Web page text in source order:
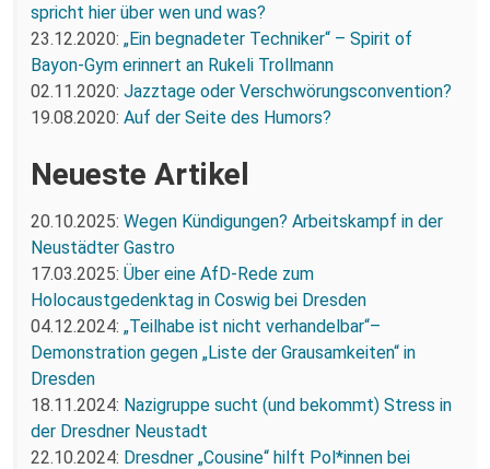
spricht hier über wen und was?
23.12.2020: „Ein begnadeter Techniker“ – Spirit of
Bayon-Gym erinnert an Rukeli Trollmann
02.11.2020: Jazztage oder Verschwörungsconvention?
19.08.2020: Auf der Seite des Humors?
Neueste Artikel
20.10.2025: Wegen Kündigungen? Arbeitskampf in der
Neustädter Gastro
17.03.2025: Über eine AfD-Rede zum
Holocaustgedenktag in Coswig bei Dresden
04.12.2024: „Teilhabe ist nicht verhandelbar“–
Demonstration gegen „Liste der Grausamkeiten“ in
Dresden
18.11.2024: Nazigruppe sucht (und bekommt) Stress in
der Dresdner Neustadt
22.10.2024: Dresdner „Cousine“ hilft Pol*innen bei